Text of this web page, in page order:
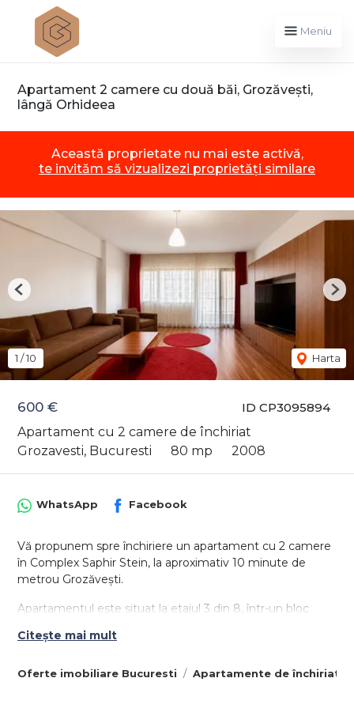
Meniu
Apartament 2 camere cu două băi, Grozăvești,
lângă Orhideea
Această proprietate nu mai este activă,
te invităm să vizualizezi proprietăți similare
ID CP3095894
600 €
Apartament cu 2 camere de închiriat
Grozavesti, Bucuresti
80 mp 2008
1 /10 Harta
Previous
Oferte imobiliare Bucuresti Apartamente de închiriat
WhatsApp Facebook
Vă propunem spre închiriere un apartament cu 2 camere
în Complex Saphir Stein, la aproximativ 10 minute de
metrou Grozăvești.
Apartamentul este situat la etajul 3 din 8, într-un bloc
2 camere
Citește mai mult